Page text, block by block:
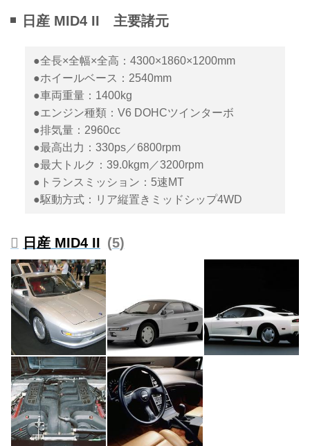
日産 MID4 II 主要諸元
●全長×全幅×全高：4300×1860×1200mm
●ホイールベース：2540mm
●車両重量：1400kg
●エンジン種類：V6 DOHCツインターボ
●排気量：2960cc
●最高出力：330ps／6800rpm
●最大トルク：39.0kgm／3200rpm
●トランスミッション：5速MT
●駆動方式：リア縦置きミッドシップ4WD
日産 MID4 II 5